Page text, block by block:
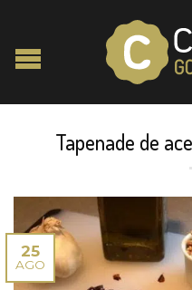
Tapenade de
25
AGO